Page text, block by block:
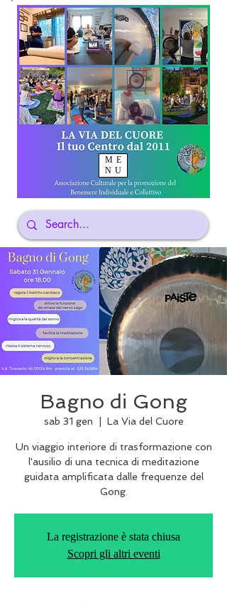
ME
NU
Bagno di Gong
sab 31 gen La Via del Cuore
Un viaggio interiore di trasformazione con
l'ausilio di una tecnica di meditazione
guidata amplificata dalle frequenze del
Gong.
La registrazione è stata chiusa
Scopri gli altri eventi